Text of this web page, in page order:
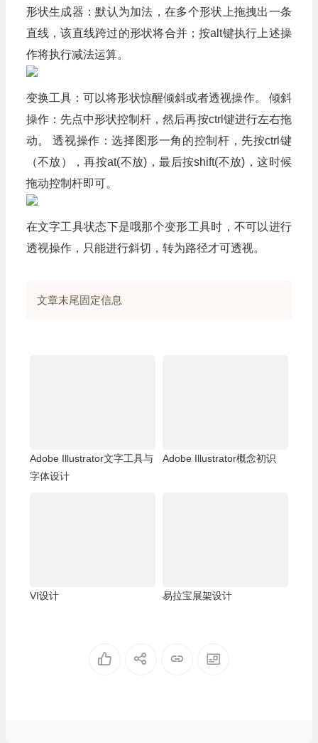
形状生成器：默认为加法，在多个形状上拖拽出一条
直线，该直线跨过的形状将合并；按alt键执行上述操
作将执行减法运算。
变换工具：可以将形状惊醒倾斜或者透视操作。 倾斜
操作：先点中形状控制杆，然后再按ctrl键进行左右拖
动。 透视操作：选择图形一角的控制杆，先按ctrl键
（不放），再按at(不放)，最后按shift(不放)，这时候
拖动控制杆即可。
在文字工具状态下是哦那个变形工具时，不可以进行
透视操作，只能进行斜切，转为路径才可透视。
文章末尾固定信息
Adobe Illustrator文字工具与
字体设计
Adobe Illustrator概念初识
VI设计 易拉宝展架设计